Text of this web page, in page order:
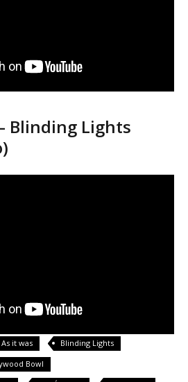
Blinding Lights
As it was
Blinding Lights
Bowl